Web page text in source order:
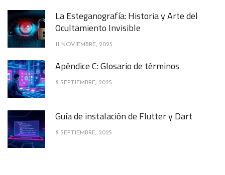
La Esteganografía: Historia y Arte del
Ocultamiento Invisible
11 NOVIEMBRE, 2025
Apéndice C: Glosario de términos
8 SEPTIEMBRE, 2025
Guía de instalación de Flutter y Dart
8 SEPTIEMBRE, 2025